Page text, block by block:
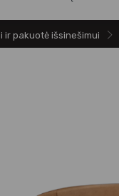
ir pakuotė išsinešimui